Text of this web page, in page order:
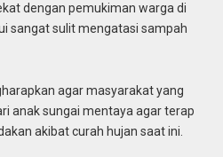
dengan pemukiman warga di
sangat sulit mengatasi sampah
agar masyarakat yang
anak sungai mentaya agar terap
akibat curah hujan saat ini.